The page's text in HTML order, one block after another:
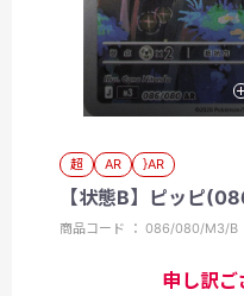
超 AR }AR
【状態B】ピッピ
商品コード ： 086/080/M3/B
申し訳ご